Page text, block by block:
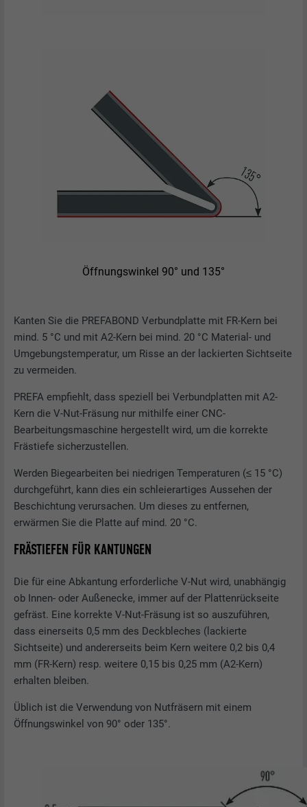
Öffnungswinkel 90° und 135°
Kanten Sie die PREFABOND Verbundplatte mit FR-Kern bei
mind. 5 °C und mit A2-Kern bei mind. 20 °C Material- und
Umgebungstemperatur, um Risse an der lackierten Sichtseite
zu vermeiden.
PREFA empfiehlt, dass speziell bei Verbundplatten mit A2-
Kern die V-Nut-Fräsung nur mithilfe einer CNC-
Bearbeitungsmaschine hergestellt wird, um die korrekte
Frästiefe sicherzustellen.
Werden Biegearbeiten bei niedrigen Temperaturen (≤ 15 °C)
durchgeführt, kann dies ein schleierartiges Aussehen der
Beschichtung verursachen. Um dieses zu entfernen,
erwärmen Sie die Platte auf mind. 20 °C.
FRÄSTIEFEN FÜR KANTUNGEN
Die für eine Abkantung erforderliche V-Nut wird, unabhängig
ob Innen- oder Außenecke, immer auf der Plattenrückseite
gefräst. Eine korrekte V-Nut-Fräsung ist so auszuführen,
dass einerseits 0,5 mm des Deckbleches (lackierte
Sichtseite) und andererseits beim Kern weitere 0,2 bis 0,4
mm (FR-Kern) resp. weitere 0,15 bis 0,25 mm (A2-Kern)
erhalten bleiben.
Üblich ist die Verwendung von Nutfräsern mit einem
Öffnungswinkel von 90° oder 135°.